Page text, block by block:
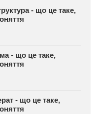
- що це таке,
- що це таке,
- що це таке,